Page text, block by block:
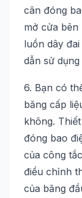
cân đóng
mở cửa bên
luồn dây
dẫn sử
6. Bạn có
băng cấp
không.
đóng bao
của công
điều chỉnh
của băng